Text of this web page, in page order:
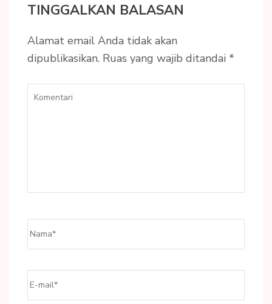
TINGGALKAN BALASAN
Alamat email Anda tidak akan
dipublikasikan. Ruas yang wajib ditandai *
Komentari